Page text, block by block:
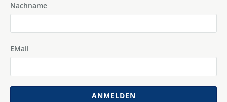
Nachname
EMail
ANMELDEN